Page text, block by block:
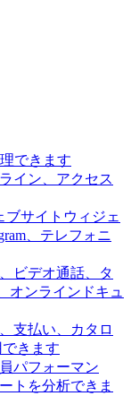
できます
イン、アクセス
ブサイトウィジェ
、テレフォニ
ビデオ通話、タ
オンラインドキュ
支払い、カタロ
きます
パフォーマン
トを分析できま